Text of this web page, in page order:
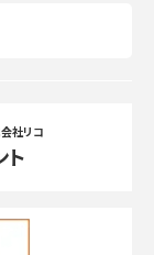
社リコ
ト